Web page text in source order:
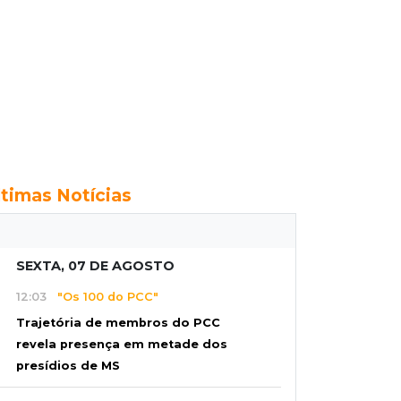
Notícias
SEXTA, 07 DE AGOSTO
12:03 "Os 100 do PCC"
Trajetória de membros do PCC
revela presença em metade dos
presídios de MS